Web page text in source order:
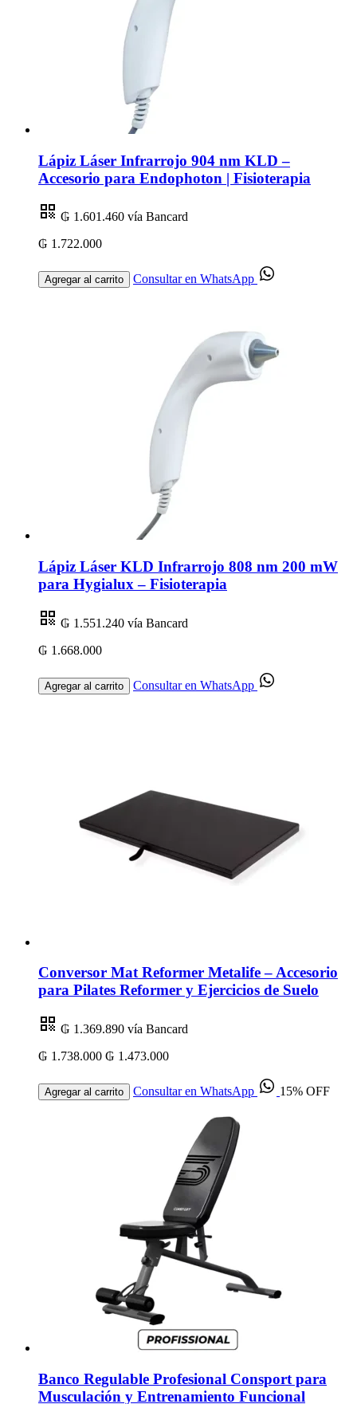
Lápiz Láser Infrarrojo 904 nm KLD –
Accesorio para Endophoton | Fisioterapia
₲ 1.601.460 vía Bancard
₲ 1.722.000
Agregar al carrito Consultar en WhatsApp
Lápiz Láser KLD Infrarrojo 808 nm 200 mW
para Hygialux – Fisioterapia
₲ 1.551.240 vía Bancard
₲ 1.668.000
Agregar al carrito Consultar en WhatsApp
Conversor Mat Reformer Metalife – Accesorio
para Pilates Reformer y Ejercicios de Suelo
₲ 1.369.890 vía Bancard
₲ 1.738.000 ₲ 1.473.000
Agregar al carrito Consultar en WhatsApp 15% OFF
Banco Regulable Profesional Consport para
Musculación y Entrenamiento Funcional